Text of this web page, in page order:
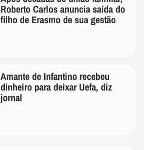
Roberto Carlos anuncia saída do
filho de Erasmo de sua gestão
Amante de Infantino recebeu
dinheiro para deixar Uefa, diz
jornal